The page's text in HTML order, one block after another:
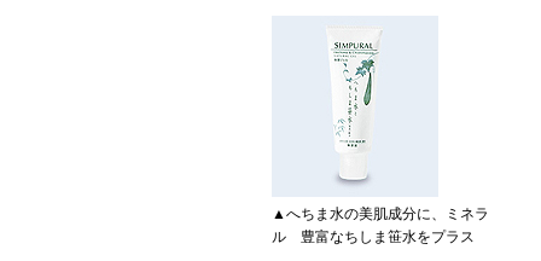
▲へちま水の美肌成分に、ミネラ
ル 豊富なちしま笹水をプラス